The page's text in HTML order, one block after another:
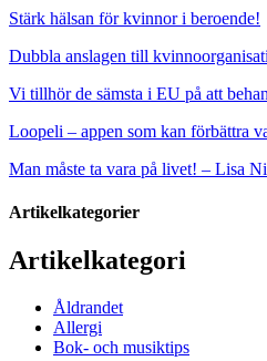
Stärk hälsan för kvinnor i beroende!
Dubbla anslagen till
Vi tillhör de sämsta i EU på att
Loopeli – appen som kan förbättra
Man måste ta vara på livet! – Lisa
Artikelkategorier
Artikelkategori
Åldrandet
Allergi
Bok- och musiktips